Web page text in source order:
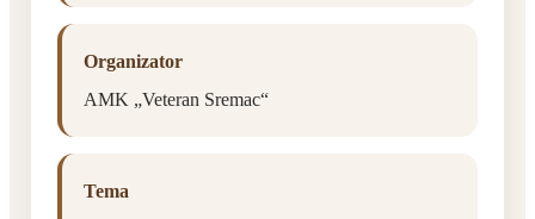
Organizator
AMK „Veteran Sremac“
Tema